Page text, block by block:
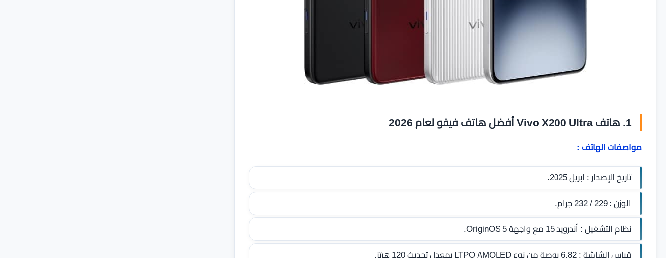
1. هاتف Vivo X200 Ultra أفضل هاتف فيفو لعام 2026
مواصفات الهاتف :
تاريخ الإصدار : ابريل 2025.
الوزن : 229 / 232 جرام.
نظام التشغيل : أندرويد 15 مع واجهة OriginOS 5.
قياس الشاشة : 6.82 بوصة من نوع LTPO AMOLED بمعدل تحديث 120 هرتز.